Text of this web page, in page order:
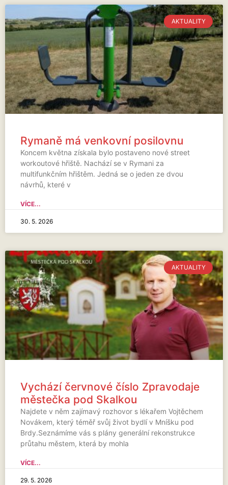
AKTUALITY
Rymaně má venkovní posilovnu
Koncem května získala bylo postaveno nové street
workoutové hřiště. Nachází se v Rymani za
multifunkčním hřištěm. Jedná se o jeden ze dvou
návrhů, které v
VÍCE...
30. 5. 2026
AKTUALITY
Vychází červnové číslo Zpravodaje
městečka pod Skalkou
Najdete v něm zajímavý rozhovor s lékařem Vojtěchem
Novákem, který téměř svůj život bydlí v Mníšku pod
Brdy.Seznámíme vás s plány generální rekonstrukce
průtahu městem, která by mohla
VÍCE...
29. 5. 2026